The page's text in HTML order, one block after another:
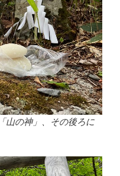
山の神」、その後ろに